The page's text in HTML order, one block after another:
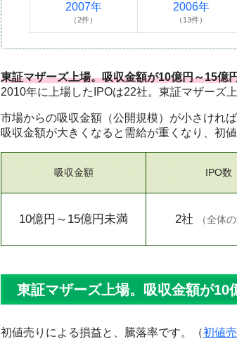
2007年
（2件）
2006年
（13件）
東証マザーズ上場。吸収金額が10億円～15億
2010年に上場したIPOは22社。東証マザーズ
市場からの吸収金額（公開規模）が小さけれ
吸収金額が大きくなると需給が重くなり、初
吸収金額
10億円～15億円未満
IPO数
2社 （全体
東証マザーズ上場。吸収金額が10
初値売りによる損益と、騰落率です。（初値